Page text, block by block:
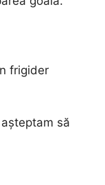
frigider
să